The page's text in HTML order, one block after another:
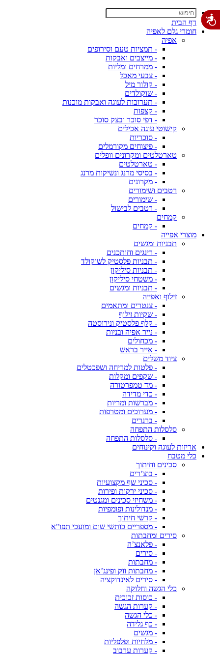
דף הבית
חומרי גלם לאפיה
אפיה
- תמציות טעם וסירופים
- מייצבים ואבקות
- ממרחים ומליות
- צבעי מאכל
- קולור מיל
- שוקולדים
- תערובות לעוגה ואבקות מוכנות
- קצפות
- דפי סוכר ובצק סוכר
קישוטי עוגה אכילים
- סוכריות
- פיצוחים מקורמלים
טארטלטים ומקרונים וופלים
- טארטלטים
- בסיסי מרנג ונשיקות מרנג
- מקרונים
רטבים ושימורים
- שימורים
- רטבים לבישול
קמחים
- קמחים
מוצרי אפייה
תבניות ומגשים
- רינגים וחותכנים
- תבניות פלסטיק לשוקולד
- תבניות סיליקון
- משטחי סיליקון
- תבניות ומגשים
זילוף ואפייה
- צנטרים ומתאמים
- שקיות זילוף
- קלף פלסטיק ונירוסטה
- נייר אפיה ובניות
- מכחולים
- אייר בראש
ציוד משלים
- פלטות למריחה ושפכטלים
- שקפים ומקלות
- מד טמפרטורה
- כדי מדידה
- מברשות ומריות
- מערוכים ומטרפות
- ברנרים
סלסלות התפחה
- סלסלות התפחה
אריזות לעוגה וקינוחים
כלי מטבח
סכינים וחיתוך
- בוצ’רים
- סכיני שף מקצועיות
- סכיני ירקות ופירות
- משחיזי סכינים ומגנטים
- מנדולינות ופומפיות
- קרשי חיתוך
- מספריים כותשי שום ומועכי תפו"א
סירים ומחבתות
- פלאנצ’ה
- סירים
- מחבתות
- מחבתות ווק ופינג’אן
- סירים לאינדוקציה
כלי הגשה וחלוקה
- כוסות זכוכית
- קערות הגשה
- כלי הגשה
- כף גלידה
- מגשים
- מלחיות ופלפליות
- קערות ערבוב